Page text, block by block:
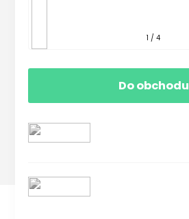
1 / 4
Do obchodu